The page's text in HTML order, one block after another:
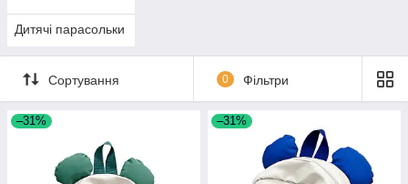
Дитячі парасольки
Сортування 0 Фільтри
–31% –31%